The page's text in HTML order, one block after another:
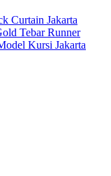
Curtain Jakarta
Tebar Runner
Kursi Jakarta